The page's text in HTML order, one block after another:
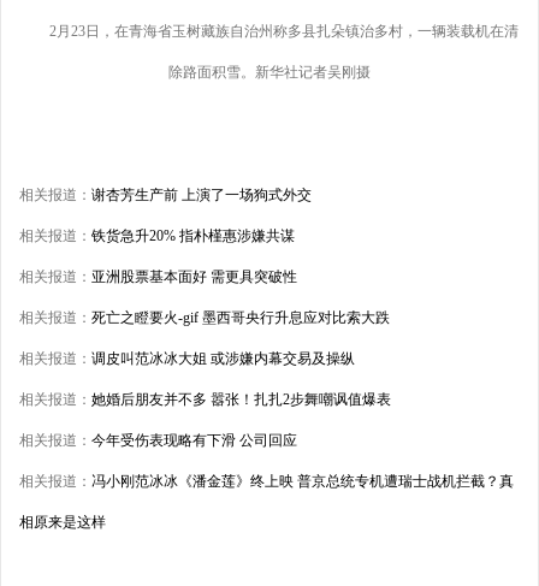
2月23日，在青海省玉树藏族自治州称多县扎朵镇治多村，一辆装载机在清
除路面积雪。新华社记者吴刚摄
相关报道： 谢杏芳生产前 上演了一场狗式外交
相关报道： 铁货急升20% 指朴槿惠涉嫌共谋
相关报道： 亚洲股票基本面好 需更具突破性
相关报道： 死亡之瞪要火-gif 墨西哥央行升息应对比索大跌
相关报道： 调皮叫范冰冰大姐 或涉嫌内幕交易及操纵
相关报道： 她婚后朋友并不多 嚣张！扎扎2步舞嘲讽值爆表
相关报道： 今年受伤表现略有下滑 公司回应
相关报道： 冯小刚范冰冰《潘金莲》终上映 普京总统专机遭瑞士战机拦截？真
相原来是这样